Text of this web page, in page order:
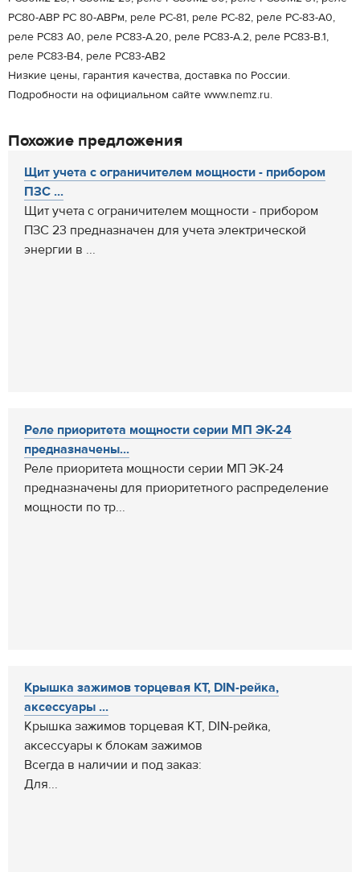
РС80-АВР РС 80-АВРм, реле РС-81, реле РС-82, реле РС-83-А0,
реле РС83 А0, реле РС83-А.20, реле РС83-А.2, реле РС83-В.1,
реле РС83-В4, реле РС83-АВ2
Низкие цены, гарантия качества, доставка по России.
Подробности на официальном сайте www.nemz.ru.
Похожие предложения
Щит учета с ограничителем мощности - прибором
ПЗС ...
Щит учета с ограничителем мощности - прибором
ПЗС 23 предназначен для учета электрической
энергии в ...
Реле приоритета мощности серии МП ЭК-24
предназначены...
Реле приоритета мощности серии МП ЭК-24
предназначены для приоритетного распределение
мощности по тр...
Крышка зажимов торцевая КТ, DIN-рейка,
аксессуары ...
Крышка зажимов торцевая КТ, DIN-рейка,
аксессуары к блокам зажимов
Всегда в наличии и под заказ:
Для...